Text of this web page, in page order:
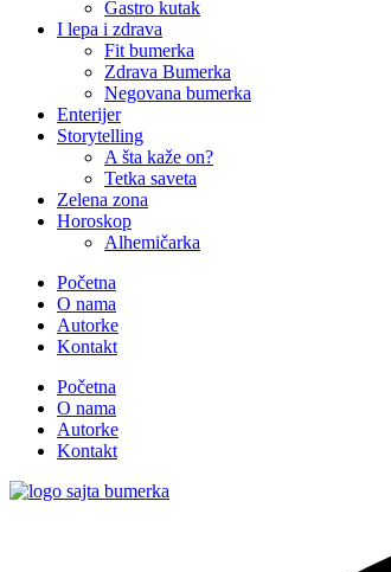
Gastro kutak
I lepa i zdrava
Fit bumerka
Zdrava Bumerka
Negovana bumerka
Enterijer
Storytelling
A šta kaže on?
Tetka saveta
Zelena zona
Horoskop
Alhemičarka
Početna
O nama
Autorke
Kontakt
Početna
O nama
Autorke
Kontakt